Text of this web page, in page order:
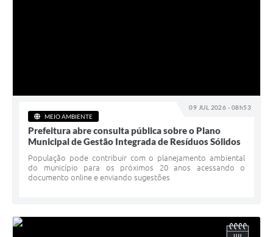
09 JUL 2026 - 08h53
MEIO AMBIENTE
Prefeitura abre consulta pública sobre o Plano
Municipal de Gestão Integrada de Resíduos Sólidos
População pode contribuir com o planejamento ambiental
do município para os próximos 20 anos acessando o
documento online e enviando sugestões